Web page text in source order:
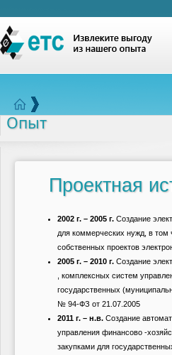
Опыт
Проектная
2002 г. – 2005 г. Создание
для коммерческих нужд, в том
собственных проектов
2005 г. – 2010 г. Создание
, комплексных систем
государственных
№ 94-ФЗ от 21.07.2005
2011 г. – н.в. Создание
управления финансово -
закупками для